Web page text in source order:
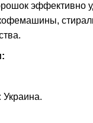
эффективно
Украина.